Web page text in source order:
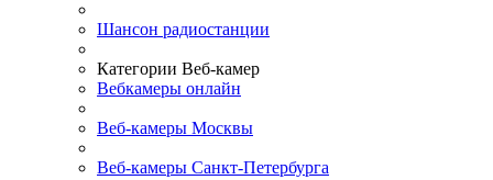
Шансон радиостанции
Категории Веб-камер
Вебкамеры онлайн
Веб-камеры Москвы
Веб-камеры Санкт-Петербурга